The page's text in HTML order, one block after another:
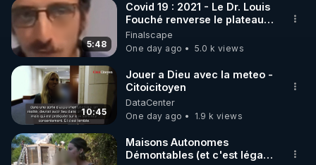
http://rgnr.li/news
🌱 VIDÉOS NON CENSURÉES SUR ODYSEE
Toutes les vidéos Youtube sont aussi sur la
http://rgnr.li/odysee
🌱 LES STAGES EN PRÉSENTIEL
5:48
Covid 19 : 2021 - Le Dr. Louis
Fouché renverse le plateau
de CNews !
Finalscape
One day ago
5.0 k views
10:45
Jouer a Dieu avec la meteo -
Citoicitoyen
DataCenter
One day ago
1.9 k views
Maisons Autonomes
Démontables (et c'est légal).